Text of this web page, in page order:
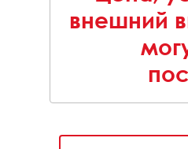
внешний